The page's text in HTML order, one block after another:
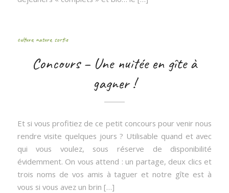
culture, nature, sortie
Concours – Une nuitée en gîte à
gagner !
Et si vous profitiez de ce petit concours pour venir nous
rendre visite quelques jours ? Utilisable quand et avec
qui vous voulez, sous réserve de disponibilité
évidemment. On vous attend : un partage, deux clics et
trois noms de vos amis à taguer et notre gîte est à
vous si vous avez un brin […]